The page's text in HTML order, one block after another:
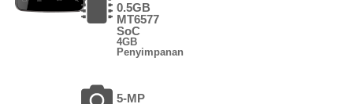
0.5GB
MT6577
SoC
4GB
Penyimpanan
5-MP